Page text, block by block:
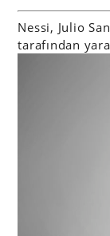
Nessi, Julio
tarafından